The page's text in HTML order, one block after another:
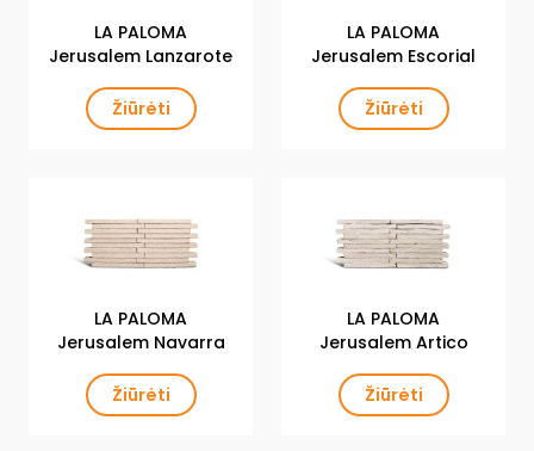
LA PALOMA
Jerusalem Lanzarote
Žiūrėti
LA PALOMA
Jerusalem Escorial
Žiūrėti
LA PALOMA
Jerusalem Navarra
Žiūrėti
LA PALOMA
Jerusalem Artico
Žiūrėti